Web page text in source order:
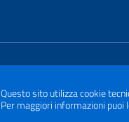
Questo sito utilizza cookie
Per maggiori informazioni puoi